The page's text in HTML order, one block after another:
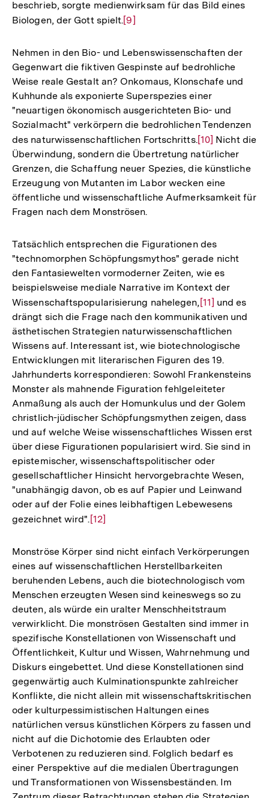
beschrieb, sorgte medienwirksam für das Bild eines
Biologen, der Gott spielt.Zur
der
Fußnote
[9]
Nehmen in den Bio- und Lebenswissenschaften der
Gegenwart die fiktiven Gespinste auf bedrohliche
Weise reale Gestalt an? Onkomaus, Klonschafe und
Kuhhunde als exponierte Superspezies einer
"neuartigen ökonomisch ausgerichteten Bio- und
Sozialmacht" verkörpern die bedrohlichen Tendenzen
des naturwissenschaftlichen Fortschritts.Zur
Auflösung
der
Fußnote
[10] Nicht die
Überwindung, sondern die Übertretung natürlicher
Grenzen, die Schaffung neuer Spezies, die künstliche
Erzeugung von Mutanten im Labor wecken eine
öffentliche und wissenschaftliche Aufmerksamkeit für
Fragen nach dem Monströsen.
Tatsächlich entsprechen die Figurationen des
"technomorphen Schöpfungsmythos" gerade nicht
den Fantasiewelten vormoderner Zeiten, wie es
beispielsweise mediale Narrative im Kontext der
Wissenschaftspopularisierung nahelegen, Zur
Auflösung
der
Fußnote
[11] und es
drängt sich die Frage nach den kommunikativen und
ästhetischen Strategien naturwissenschaftlichen
Wissens auf. Interessant ist, wie biotechnologische
Entwicklungen mit literarischen Figuren des 19.
Jahrhunderts korrespondieren: Sowohl Frankensteins
Monster als mahnende Figuration fehlgeleiteter
Anmaßung als auch der Homunkulus und der Golem
christlich-jüdischer Schöpfungsmythen zeigen, dass
und auf welche Weise wissenschaftliches Wissen erst
über diese Figurationen popularisiert wird. Sie sind in
epistemischer, wissenschaftspolitischer oder
gesellschaftlicher Hinsicht hervorgebrachte Wesen,
"unabhängig davon, ob es auf Papier und Leinwand
oder auf der Folie eines leibhaftigen Lebewesens
gezeichnet wird". Zur
der
Fußnote
[12]
Monströse Körper sind nicht einfach Verkörperungen
eines auf wissenschaftlichen Herstellbarkeiten
beruhenden Lebens, auch die biotechnologisch vom
Menschen erzeugten Wesen sind keineswegs so zu
deuten, als würde ein uralter Menschheitstraum
verwirklicht. Die monströsen Gestalten sind immer in
spezifische Konstellationen von Wissenschaft und
Öffentlichkeit, Kultur und Wissen, Wahrnehmung und
Diskurs eingebettet. Und diese Konstellationen sind
gegenwärtig auch Kulminationspunkte zahlreicher
Konflikte, die nicht allein mit wissenschaftskritischen
oder kulturpessimistischen Haltungen eines
natürlichen versus künstlichen Körpers zu fassen und
nicht auf die Dichotomie des Erlaubten oder
Verbotenen zu reduzieren sind. Folglich bedarf es
einer Perspektive auf die medialen Übertragungen
und Transformationen von Wissensbeständen. Im